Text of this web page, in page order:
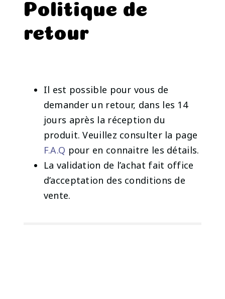
Politique de
retour
Il est possible pour vous de
demander un retour, dans les 14
jours après la réception du
produit. Veuillez consulter la page
F.A.Q pour en connaitre les détails.
La validation de l’achat fait office
d’acceptation des conditions de
vente.